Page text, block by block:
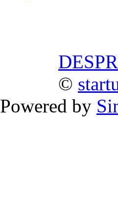
©
Powered by